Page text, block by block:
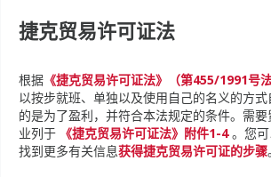
捷克贸易许可证法
根据 《捷克贸易许可证法》（第455/1991号
以按步就班、单独以及使用自己的名义的方
的是为了盈利，并符合本法规定的条件。需
业列于 《捷克贸易许可证法》附件1-4。您
找到更多有关信息获得捷克贸易许可证的步骤。